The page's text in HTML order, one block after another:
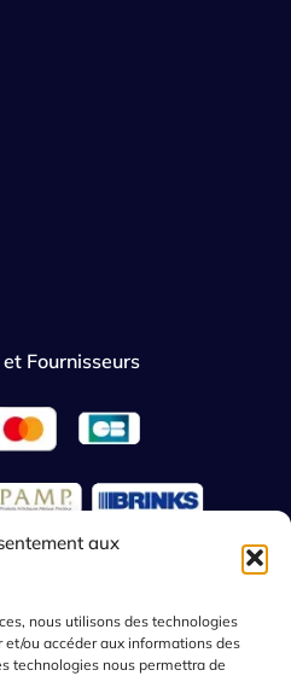
aux
nous utilisons des technologies
ou accéder aux informations des
technologies nous permettra de
Fournisseurs